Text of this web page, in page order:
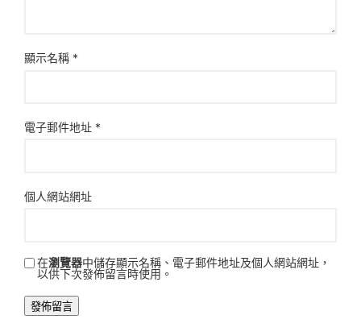
顯示名稱 *
電子郵件地址 *
個人網站網址
在瀏覽器中儲存顯示名稱、電子郵件地址及個人網站網址，
以供下次發佈留言時使用。